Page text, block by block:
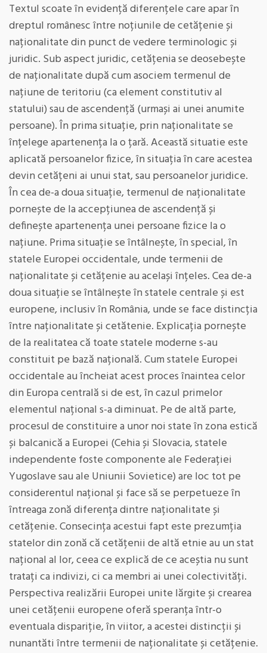
Textul scoate în evidență diferențele care apar în
dreptul românesc între noțiunile de cetățenie și
naționalitate din punct de vedere terminologic și
juridic. Sub aspect juridic, cetățenia se deosebește
de naționalitate după cum asociem termenul de
națiune de teritoriu (ca element constitutiv al
statului) sau de ascendență (urmași ai unei anumite
persoane). În prima situație, prin naționalitate se
înțelege apartenența la o țară. Această situatie este
aplicată persoanelor fizice, în situația în care acestea
devin cetățeni ai unui stat, sau persoanelor juridice.
În cea de-a doua situație, termenul de naționalitate
pornește de la accepțiunea de ascendență și
definește apartenența unei persoane fizice la o
națiune. Prima situație se întâlnește, în special, în
statele Europei occidentale, unde termenii de
naționalitate și cetățenie au același înțeles. Cea de-a
doua situație se întâlnește în statele centrale și est
europene, inclusiv în România, unde se face distincția
între naționalitate și cetătenie. Explicația pornește
de la realitatea că toate statele moderne s-au
constituit pe bază națională. Cum statele Europei
occidentale au încheiat acest proces înaintea celor
din Europa centrală si de est, în cazul primelor
elementul național s-a diminuat. Pe de altă parte,
procesul de constituire a unor noi state în zona estică
și balcanică a Europei (Cehia și Slovacia, statele
independente foste componente ale Federației
Yugoslave sau ale Uniunii Sovietice) are loc tot pe
considerentul național și face să se perpetueze în
întreaga zonă diferența dintre naționalitate și
cetățenie. Consecința acestui fapt este prezumția
statelor din zonă că cetățenii de altă etnie au un stat
național al lor, ceea ce explică de ce aceștia nu sunt
tratați ca indivizi, ci ca membri ai unei colectivități.
Perspectiva realizării Europei unite lărgite și crearea
unei cetățenii europene oferă speranța într-o
eventuala dispariție, în viitor, a acestei distincții și
nunantăti între termenii de naționalitate și cetățenie.